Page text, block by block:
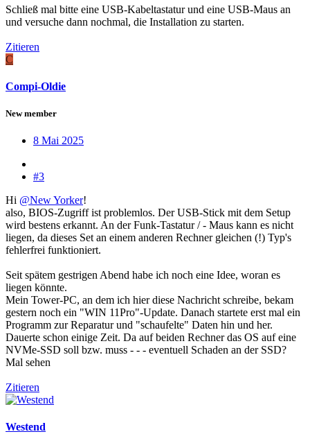
Schließ mal bitte eine USB-Kabeltastatur und eine USB-Maus an
und versuche dann nochmal, die Installation zu starten.
Zitieren
C
Compi-Oldie
New member
8 Mai 2025
#3
Hi @New Yorker!
also, BIOS-Zugriff ist problemlos. Der USB-Stick mit dem Setup
wird bestens erkannt. An der Funk-Tastatur / - Maus kann es nicht
liegen, da dieses Set an einem anderen Rechner gleichen (!) Typ's
fehlerfrei funktioniert.
Seit spätem gestrigen Abend habe ich noch eine Idee, woran es
liegen könnte.
Mein Tower-PC, an dem ich hier diese Nachricht schreibe, bekam
gestern noch ein "WIN 11Pro"-Update. Danach startete erst mal ein
Programm zur Reparatur und "schaufelte" Daten hin und her.
Dauerte schon einige Zeit. Da auf beiden Rechner das OS auf eine
NVMe-SSD soll bzw. muss - - - eventuell Schaden an der SSD?
Mal sehen
Zitieren
Westend